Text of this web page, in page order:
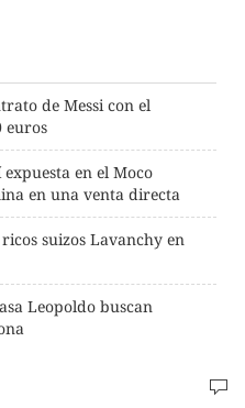
de Messi con el
euros
en el Moco
en una venta directa
suizos Lavanchy en
Leopoldo buscan